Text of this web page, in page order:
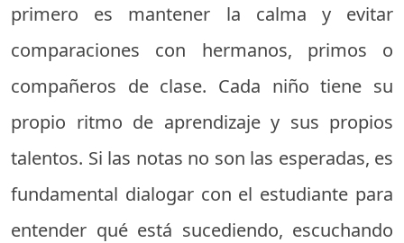
primero es mantener la calma y evitar
comparaciones con hermanos, primos o
compañeros de clase. Cada niño tiene su
propio ritmo de aprendizaje y sus propios
talentos. Si las notas no son las esperadas, es
fundamental dialogar con el estudiante para
entender qué está sucediendo, escuchando